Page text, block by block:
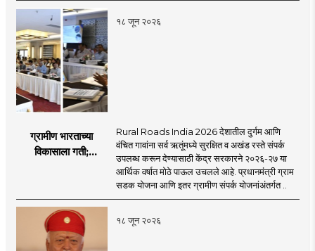
१८ जून २०२६
ग्रामीण भारताच्या
विकासाला गती;
लक्ष्य!
Rural Roads India 2026 देशातील दुर्गम आणि
वंचित गावांना सर्व ऋतूंमध्ये सुरक्षित व अखंड रस्ते संपर्क
उपलब्ध करून देण्यासाठी केंद्र सरकारने २०२६-२७ या
आर्थिक वर्षात मोठे पाऊल उचलले आहे. प्रधानमंत्री ग्राम
सडक योजना आणि इतर ग्रामीण संपर्क योजनांअंतर्गत ..
१८ जून २०२६